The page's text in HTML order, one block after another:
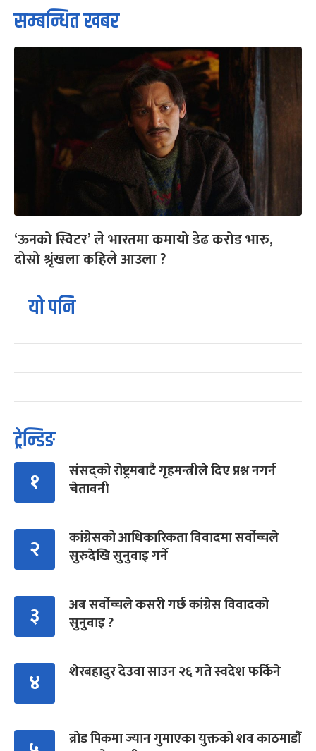
सम्बन्धित खबर
‘ऊनको स्विटर’ ले भारतमा कमायो डेढ करोड भारु,
दोस्रो श्रृंखला कहिले आउला ?
यो पनि
ट्रेन्डिङ
१
संसद्को रोष्ट्रमबाटै गृहमन्त्रीले दिए प्रश्न नगर्न
चेतावनी
२
कांग्रेसको आधिकारिकता विवादमा सर्वोच्चले
सुरुदेखि सुनुवाइ गर्ने
३
अब सर्वोच्चले कसरी गर्छ कांग्रेस विवादको
सुनुवाइ ?
४ शेरबहादुर देउवा साउन २६ गते स्वदेश फर्किने
ब्रोड पिकमा ज्यान गुमाएका युक्तको शव काठमाडौं